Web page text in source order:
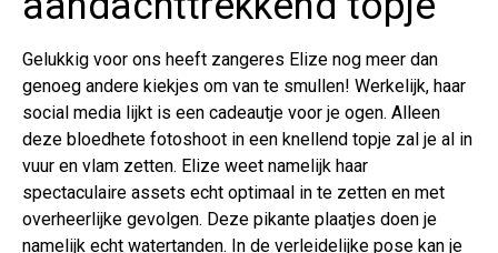
Gelukkig voor ons heeft zangeres Elize nog meer dan
genoeg andere kiekjes om van te smullen! Werkelijk, haar
social media lijkt is een cadeautje voor je ogen. Alleen
deze bloedhete fotoshoot in een knellend topje zal je al in
vuur en vlam zetten. Elize weet namelijk haar
spectaculaire assets echt optimaal in te zetten en met
overheerlijke gevolgen. Deze pikante plaatjes doen je
namelijk echt watertanden. In de verleidelijke pose kan je